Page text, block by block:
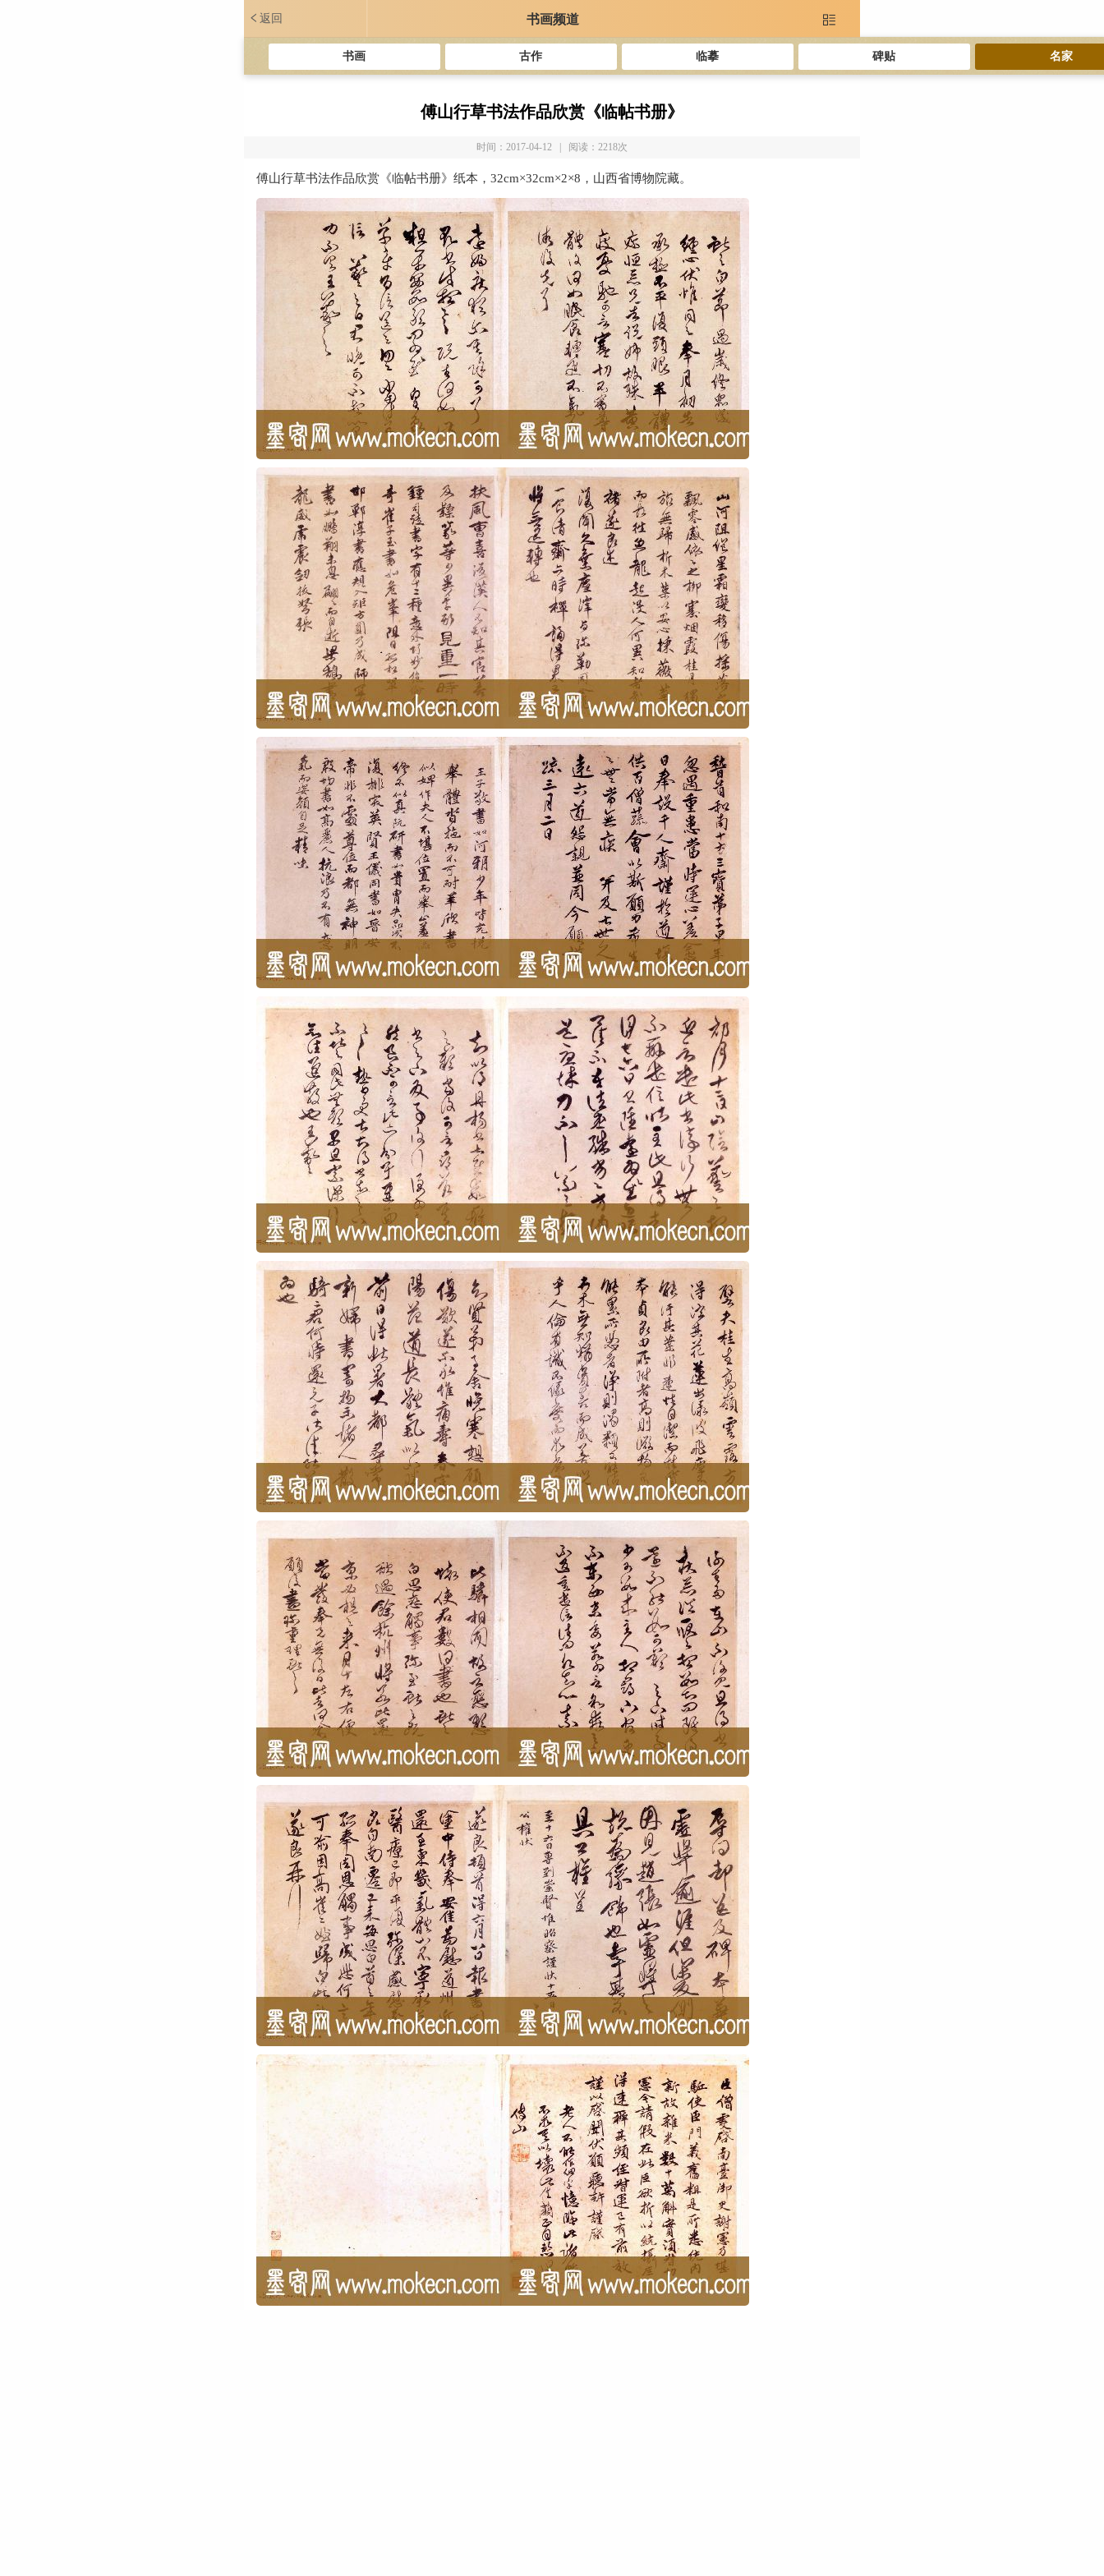
返回 书画频道 
书画 古作 临摹 碑贴 名家
傅山行草书法作品欣赏《临帖书册》
时间：2017-04-12 | 阅读：2218次
傅山行草书法作品欣赏《临帖书册》纸本，32cm×32cm×2×8，山西省博物院藏。